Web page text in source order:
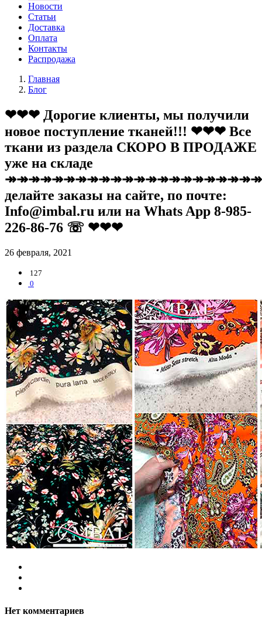
Новости
Статьи
Доставка
Оплата
Контакты
Распродажа
Главная
Блог
❤❤❤ Дорогие клиенты, мы получили
новое поступление тканей!!! ❤❤❤ Все
ткани из раздела СКОРО В ПРОДАЖЕ
уже на складе
делайте заказы на сайте, по почте:
Info@imbal.ru или на Whats App 8-985-
226-86-76 ☏ ❤❤❤
26 февраля, 2021
127
0
Нет комментариев